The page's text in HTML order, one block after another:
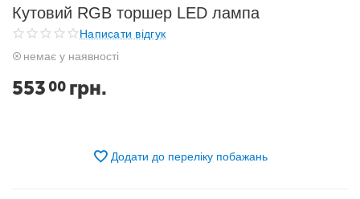
Кутовий RGB торшер LED лампа
Написати відгук
немає у наявності
553 00 грн.
Додати до переліку побажань